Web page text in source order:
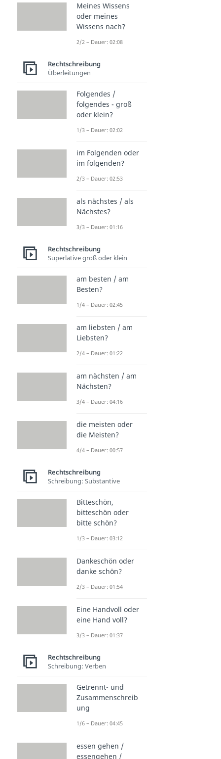
Meines Wissens
oder meines
Wissens nach?
2/2 – Dauer: 02:08
Rechtschreibung
Überleitungen
Folgendes /
folgendes - groß
oder klein?
1/3 – Dauer: 02:02
im Folgenden oder
im folgenden?
2/3 – Dauer: 02:53
als nächstes / als
Nächstes?
3/3 – Dauer: 01:16
Rechtschreibung
Superlative groß oder klein
am besten / am
Besten?
1/4 – Dauer: 02:45
am liebsten / am
Liebsten?
2/4 – Dauer: 01:22
am nächsten / am
Nächsten?
3/4 – Dauer: 04:16
die meisten oder
die Meisten?
4/4 – Dauer: 00:57
Rechtschreibung
Schreibung: Substantive
Bitteschön,
bitteschön oder
bitte schön?
1/3 – Dauer: 03:12
Dankeschön oder
danke schön?
2/3 – Dauer: 01:54
Eine Handvoll oder
eine Hand voll?
3/3 – Dauer: 01:37
Rechtschreibung
Schreibung: Verben
Getrennt- und
Zusammenschreib
ung
1/6 – Dauer: 04:45
essen gehen /
essengehen /